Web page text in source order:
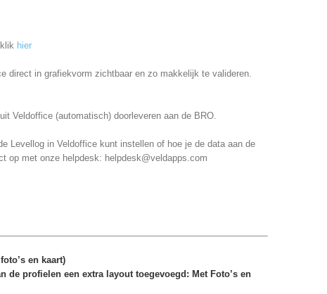
hier
direct in grafiekvorm zichtbaar en zo makkelijk te valideren.
Veldoffice (automatisch) doorleveren aan de BRO.
Levellog in Veldoffice kunt instellen of hoe je de data aan de
op met onze helpdesk: helpdesk@veldapps.com
en kaart)
de profielen een extra layout toegevoegd: Met Foto’s en